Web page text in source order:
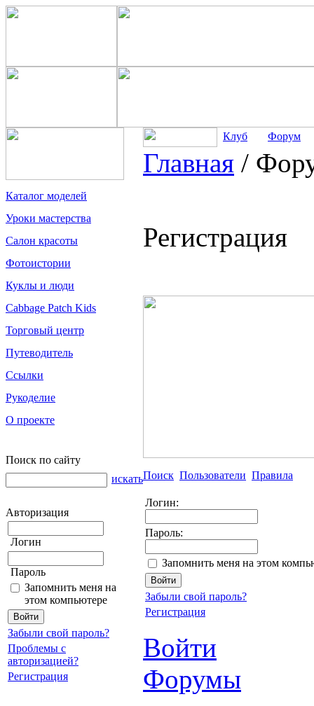
Каталог моделей
Уроки мастерства
Салон красоты
Фотоистории
Куклы и люди
Cabbage Patch Kids
Торговый центр
Путеводитель
Ссылки
Рукоделие
О проекте
Поиск по сайту
искать
Авторизация
Логин
Пароль
Запомнить меня на
этом компьютере
Забыли свой пароль?
Проблемы с
авторизацией?
Регистрация
Клуб Форум
Главная /
Регистрация
Поиск Пользователи Правила
Логин:
Пароль:
Запомнить меня на этом
Забыли свой пароль?
Регистрация
Войти
Форумы